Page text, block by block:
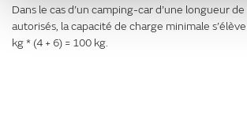
Dans le cas d’un camping-car d’une longueur
autorisés, la capacité de charge minimale
kg * (4 + 6) = 100 kg.